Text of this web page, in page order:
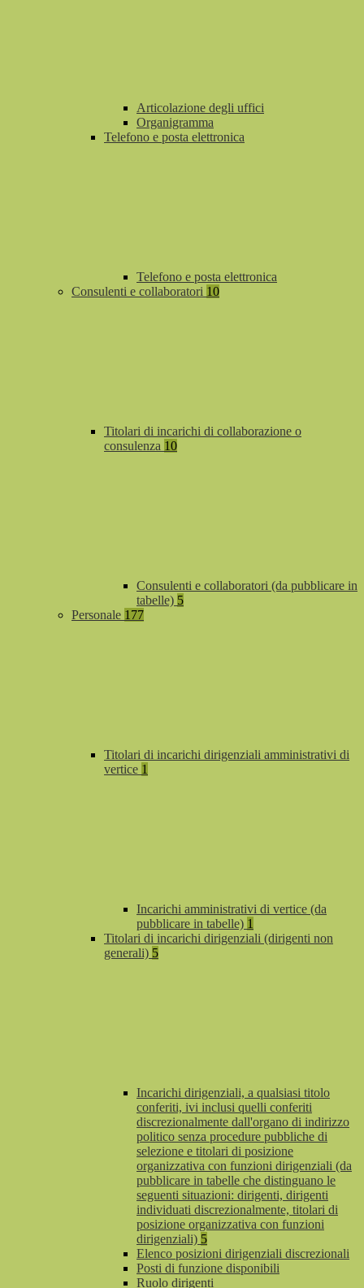
Articolazione degli uffici
Organigramma
Telefono e posta elettronica
Telefono e posta elettronica
Consulenti e collaboratori 10
Titolari di incarichi di collaborazione o
consulenza 10
Consulenti e collaboratori (da pubblicare in
tabelle) 5
Personale 177
Titolari di incarichi dirigenziali amministrativi di
vertice 1
Incarichi amministrativi di vertice (da
pubblicare in tabelle) 1
Titolari di incarichi dirigenziali (dirigenti non
generali) 5
Incarichi dirigenziali, a qualsiasi titolo
conferiti, ivi inclusi quelli conferiti
discrezionalmente dall'organo di indirizzo
politico senza procedure pubbliche di
selezione e titolari di posizione
organizzativa con funzioni dirigenziali (da
pubblicare in tabelle che distinguano le
seguenti situazioni: dirigenti, dirigenti
individuati discrezionalmente, titolari di
posizione organizzativa con funzioni
dirigenziali) 5
Elenco posizioni dirigenziali discrezionali
Posti di funzione disponibili
Ruolo dirigenti